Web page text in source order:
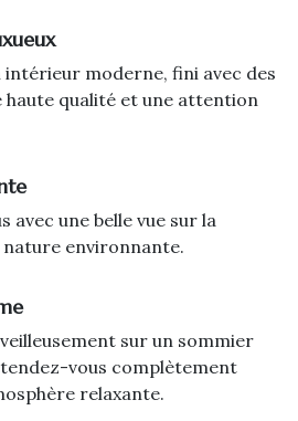
moderne, fini avec des
haute qualité et une attention
avec une belle vue sur la
environnante.
sur un sommier
vous complètement
relaxante.